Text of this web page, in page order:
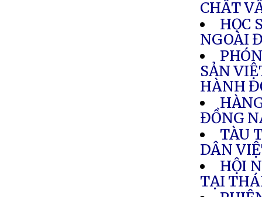
CHẤT
HỌC
NGOÀI
SẢN
HÀNH
ĐỒNG
TÀU
DÂN
HỘI
TẠI